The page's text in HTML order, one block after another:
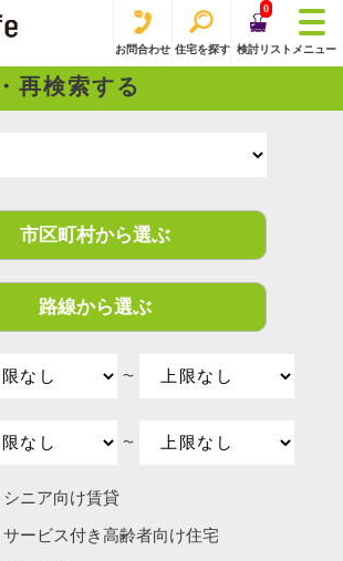
お問合わせ 住宅を探す
0
検討リスト メニュー
再検索する
市区町村から選ぶ
路線から選ぶ
〜
〜
シニア向け賃貸
サービス付き高齢者向け住宅